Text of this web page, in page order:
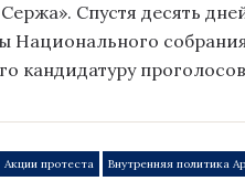
Спустя десять
Национального
кандидатуру
Акции протеста Внутренняя политика